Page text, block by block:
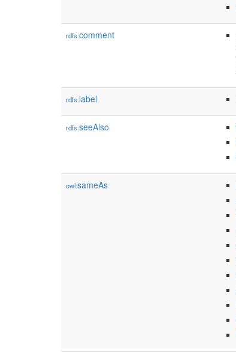
rdfs:comment
rdfs:label
rdfs:seeAlso
owl:sameAs